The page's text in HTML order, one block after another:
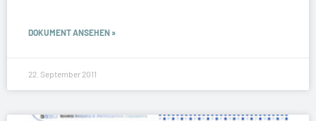
DOKUMENT ANSEHEN »
22. September 2011